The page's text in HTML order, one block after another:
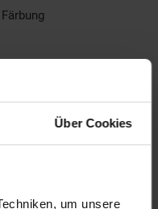
Über Cookies
um unsere